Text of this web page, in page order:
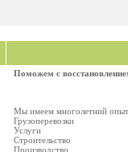
Поможем с
Мы имеем многолетний
Грузоперевозки
Услуги
Строительство
Производство